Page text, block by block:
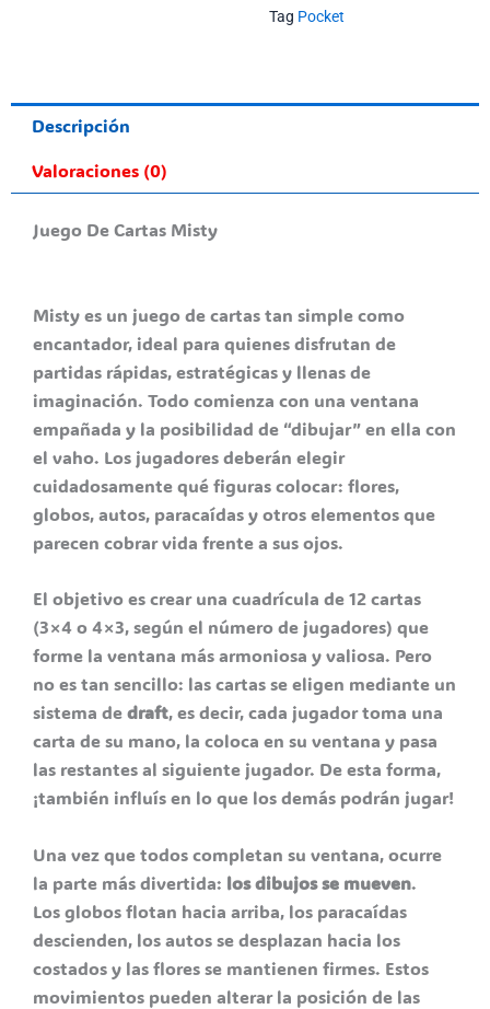
Tag Pocket
Descripción
Valoraciones (0)
Juego De Cartas Misty
Misty es un juego de cartas tan simple como
encantador, ideal para quienes disfrutan de
partidas rápidas, estratégicas y llenas de
imaginación. Todo comienza con una ventana
empañada y la posibilidad de “dibujar” en ella con
el vaho. Los jugadores deberán elegir
cuidadosamente qué figuras colocar: flores,
globos, autos, paracaídas y otros elementos que
parecen cobrar vida frente a sus ojos.
El objetivo es crear una cuadrícula de 12 cartas
(3×4 o 4×3, según el número de jugadores) que
forme la ventana más armoniosa y valiosa. Pero
no es tan sencillo: las cartas se eligen mediante un
sistema dedraft, es decir, cada jugador toma una
carta de su mano, la coloca en su ventana y pasa
las restantes al siguiente jugador. De esta forma,
¡también influís en lo que los demás podrán jugar!
Una vez que todos completan su ventana, ocurre
la parte más divertida: los dibujos se mueven.
Los globos flotan hacia arriba, los paracaídas
descienden, los autos se desplazan hacia los
costados y las flores se mantienen firmes. Estos
movimientos pueden alterar la posición de las